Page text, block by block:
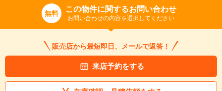
無料 この物件に関するお問い合わせ
お問い合わせの内容を選択してください
販売店から最短即日、メールで返答！
来店予約をする